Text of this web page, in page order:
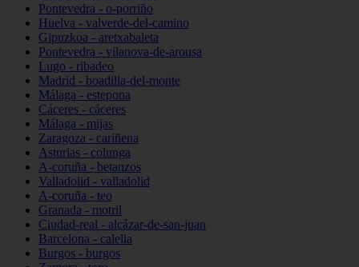
Pontevedra - o-porriño
Huelva - valverde-del-camino
Gipuzkoa - aretxabaleta
Pontevedra - vilanova-de-arousa
Lugo - ribadeo
Madrid - boadilla-del-monte
Málaga - estepona
Cáceres - cáceres
Málaga - mijas
Zaragoza - cariñena
Asturias - colunga
A-coruña - betanzos
Valladolid - valladolid
A-coruña - teo
Granada - motril
Ciudad-real - alcázar-de-san-juan
Barcelona - calella
Burgos - burgos